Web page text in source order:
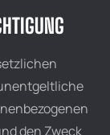
den Zweck